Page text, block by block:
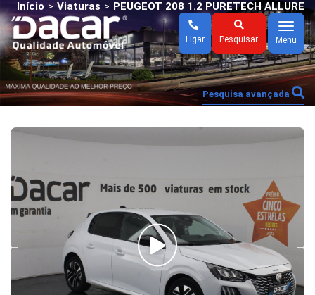
Pesquisar
Ligar
Menu
Menu
Início > Viaturas > PEUGEOT 208 1.2 PURETECH ALLURE
Pesquisa avançada